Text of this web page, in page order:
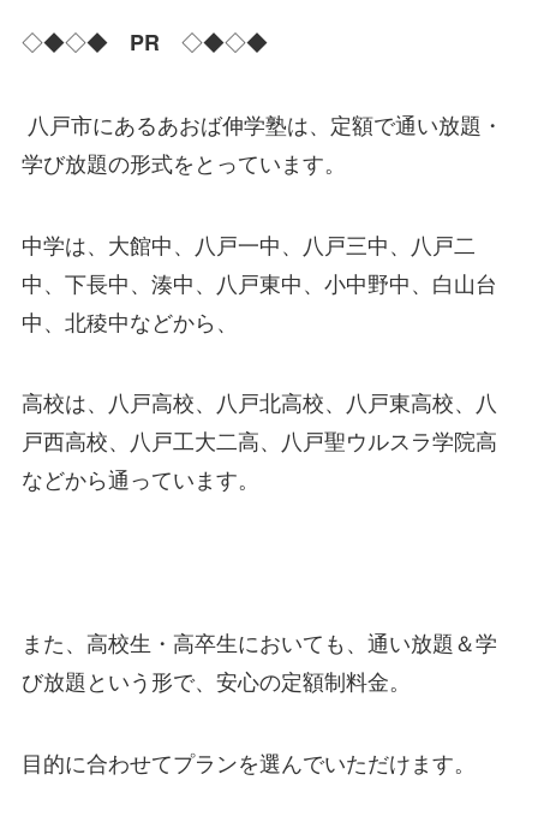
◇◆◇◆ PR ◇◆◇◆
八戸市にあるあおば伸学塾は、定額で通い放題・
学び放題の形式をとっています。
中学は、大館中、八戸一中、八戸三中、八戸二
中、下長中、湊中、八戸東中、小中野中、白山台
中、北稜中などから、
高校は、八戸高校、八戸北高校、八戸東高校、八
戸西高校、八戸工大二高、八戸聖ウルスラ学院高
などから通っています。
また、高校生・高卒生においても、通い放題＆学
び放題という形で、安心の定額制料金。
目的に合わせてプランを選んでいただけます。